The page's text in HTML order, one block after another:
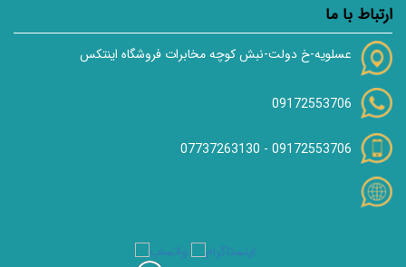
ارتباط با ما
عسلویه-خ دولت-نبش کوچه مخابرات فروشگاه اینتکس
09172553706
09172553706
-
07737263130